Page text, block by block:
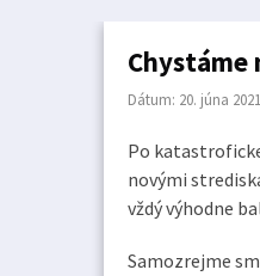
Chystáme
Dátum: 20. júna 2021
Po
novými
vždý výhodne
Samozrejme